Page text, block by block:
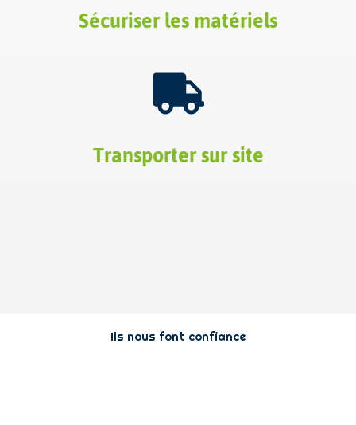
Sécuriser les matériels
Transporter sur site
Ils nous font confiance